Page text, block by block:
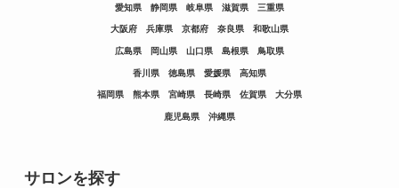
愛知県 静岡県 岐阜県 滋賀県 三重県
大阪府 兵庫県 京都府 奈良県 和歌山県
広島県 岡山県 山口県 島根県 鳥取県
香川県 徳島県 愛媛県 高知県
福岡県 熊本県 宮崎県 長崎県 佐賀県 大分県
鹿児島県 沖縄県
サロンを探す